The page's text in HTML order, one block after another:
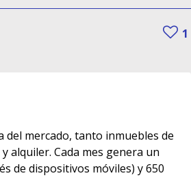
1
mercado, tanto inmuebles de
alquiler. Cada mes genera un
de dispositivos móviles) y 650